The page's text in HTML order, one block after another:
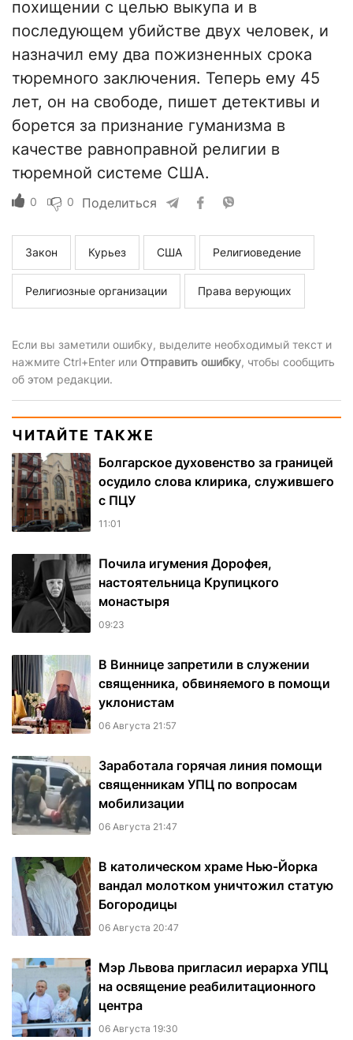
похищении с целью выкупа и в
последующем убийстве двух человек, и
назначил ему два пожизненных срока
тюремного заключения. Теперь ему 45
лет, он на свободе, пишет детективы и
борется за признание гуманизма в
качестве равноправной религии в
тюремной системе США.
0 0 Поделиться
Закон Курьез США Религиоведение
Религиозные организации Права верующих
Если вы заметили ошибку, выделите необходимый текст и
нажмите Ctrl+Enter или Отправить ошибку, чтобы сообщить
об этом редакции.
ЧИТАЙТЕ ТАКЖЕ
Болгарское духовенство за границей
осудило слова клирика, служившего
с ПЦУ
11:01
Почила игумения Дорофея,
настоятельница Крупицкого
монастыря
09:23
В Виннице запретили в служении
священника, обвиняемого в помощи
уклонистам
06 Августа 21:57
Заработала горячая линия помощи
священникам УПЦ по вопросам
мобилизации
06 Августа 21:47
В католическом храме Нью-Йорка
вандал молотком уничтожил статую
Богородицы
06 Августа 20:47
Мэр Львова пригласил иерарха УПЦ
на освящение реабилитационного
центра
06 Августа 19:30